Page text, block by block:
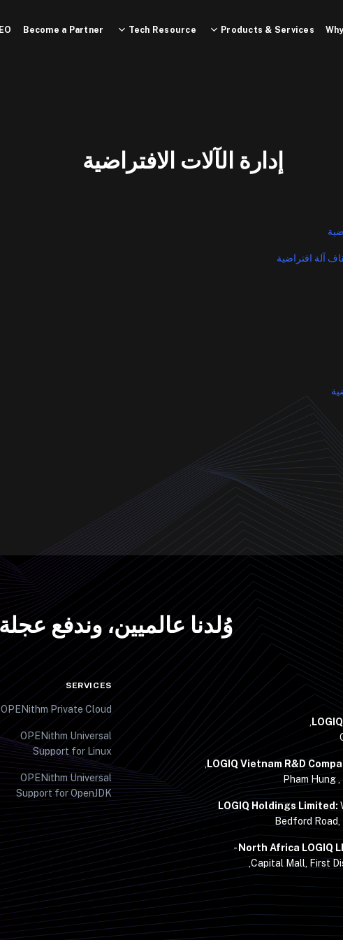
Products & Services
Tech Resource
Become a Partner
إدارة الآلات الافتراضية
آلة افتراضية
وُلدنا عالميين، وندفع
LOGIQ Vietnam R&D
Pham Hung ,
LOGIQ Holdings Limited:
Bedford
North Africa LOGIQ
Capital Mall, First
SERVICES
OPENithm Private Cloud
OPENithm Universal
Support for Linux
OPENithm Universal
Support for OpenJDK